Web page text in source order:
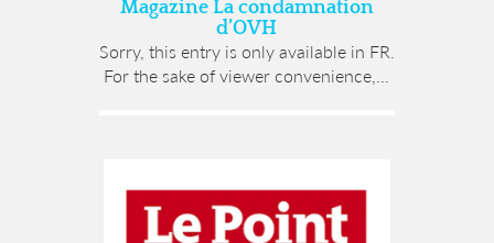
Magazine La condamnation
d’OVH
Sorry, this entry is only available in FR.
For the sake of viewer convenience,...